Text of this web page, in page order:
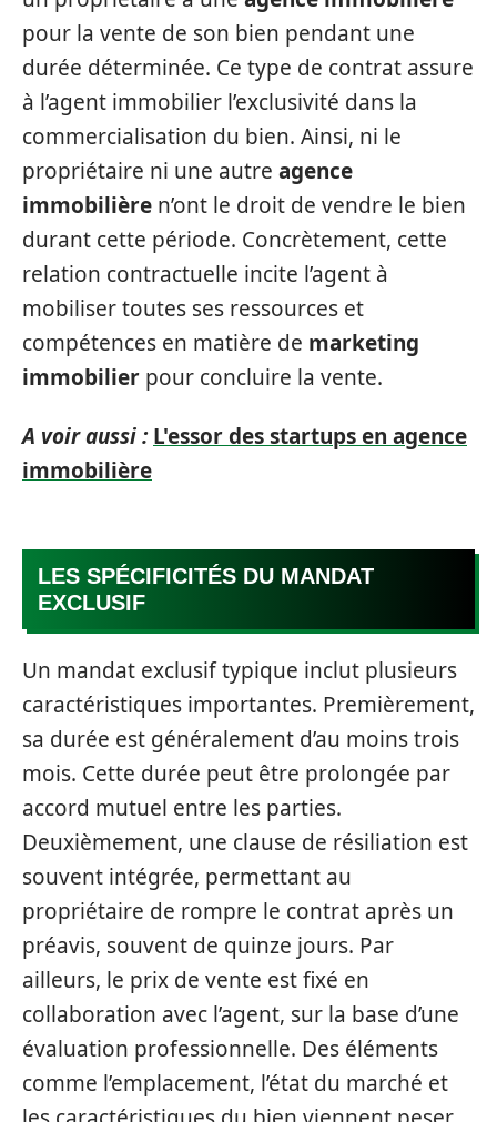
pour la vente de son bien pendant une
durée déterminée. Ce type de contrat assure
à l’agent immobilier l’exclusivité dans la
commercialisation du bien. Ainsi, ni le
propriétaire ni une autre agence
immobilière n’ont le droit de vendre le bien
durant cette période. Concrètement, cette
relation contractuelle incite l’agent à
mobiliser toutes ses ressources et
compétences en matière de marketing
immobilier pour concluire la vente.
A voir aussi : L'essor des startups en agence
immobilière
LES SPÉCIFICITÉS DU MANDAT
EXCLUSIF
Un mandat exclusif typique inclut plusieurs
caractéristiques importantes. Premièrement,
sa durée est généralement d’au moins trois
mois. Cette durée peut être prolongée par
accord mutuel entre les parties.
Deuxièmement, une clause de résiliation est
souvent intégrée, permettant au
propriétaire de rompre le contrat après un
préavis, souvent de quinze jours. Par
ailleurs, le prix de vente est fixé en
collaboration avec l’agent, sur la base d’une
évaluation professionnelle. Des éléments
comme l’emplacement, l’état du marché et